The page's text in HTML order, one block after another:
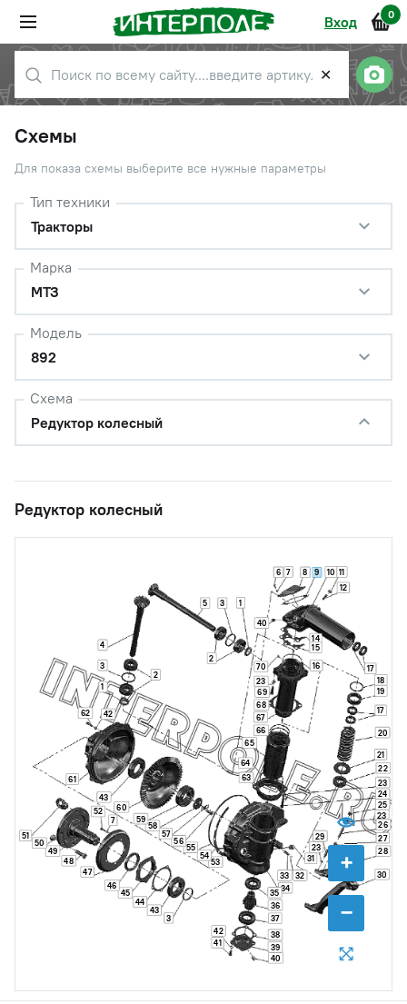
Вход 0
✕
Схемы
Для показа схемы выберите все нужные параметры
Тип техники
Тракторы
Марка
МТЗ
Модель
892
Схема
Редуктор колесный
Редуктор колесный
+
−
1
1
2
2
3
3
3
4
5
6 7
7
8 9 10 11
12
14
15
16
17
17
18
19
20
21
22
23
23
23
23
24
25
26
27
28
29
30
31
32
33
34
35
36
37
38
39
40
40
41
42
42
43
43
44
45
46
47
48
49
50
51
52
53
54
55
56
57
58
59
60
61
62
63
64
65
66
67
68
69
70